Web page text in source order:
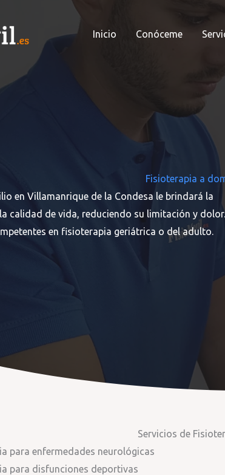
Inicio Conóceme
Fisioterapia a
en Villamanrique de la Condesa le brindará la
calidad de vida, reduciendo su limitación y
en fisioterapia geriátrica o del adulto.
Servicios de
para enfermedades neurológicas
para disfunciones deportivas